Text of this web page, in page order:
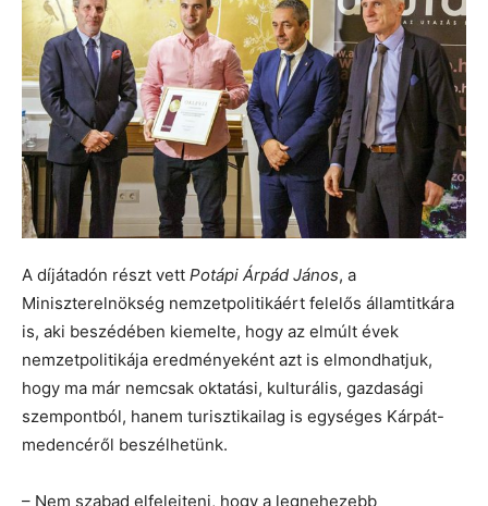
A díjátadón részt vett Potápi Árpád János, a
Miniszterelnökség nemzetpolitikáért felelős államtitkára
is, aki beszédében kiemelte, hogy az elmúlt évek
nemzetpolitikája eredményeként azt is elmondhatjuk,
hogy ma már nemcsak oktatási, kulturális, gazdasági
szempontból, hanem turisztikailag is egységes Kárpát-
medencéről beszélhetünk.
– Nem szabad elfelejteni, hogy a legnehezebb